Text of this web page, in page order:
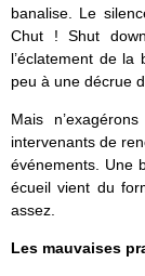
banalise. Le
Chut ! Shut
l’éclatement de la
peu à une décrue
Mais
intervenants de
événements. Une
écueil vient du
assez.
Les mauvaises